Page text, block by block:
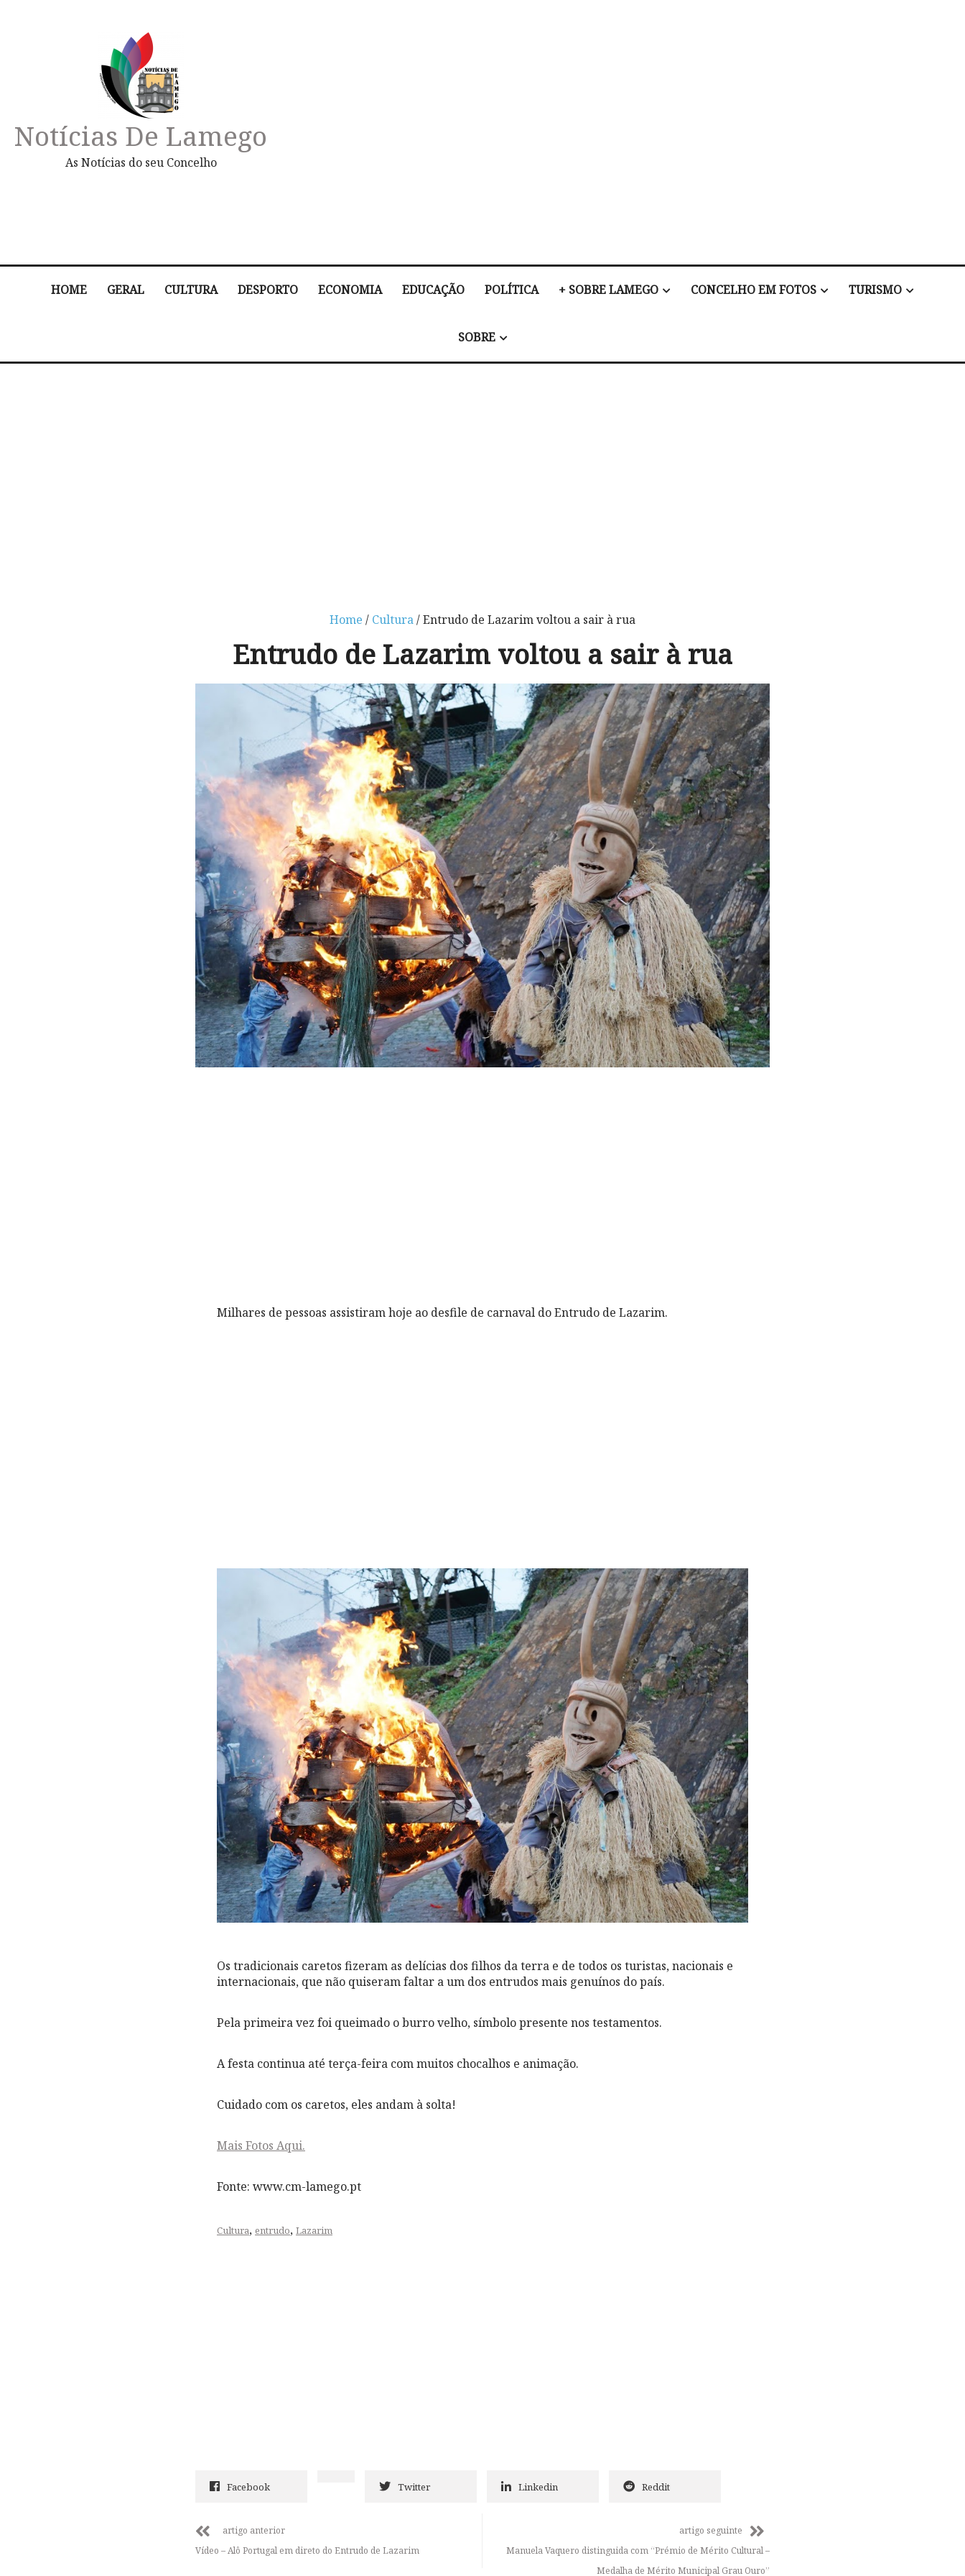
Notícias De Lamego
As Notícias do seu Concelho
HOME GERAL CULTURA DESPORTO ECONOMIA EDUCAÇÃO POLÍTICA + SOBRE LAMEGO CONCELHO EM FOTOS TURISMO
SOBRE
Home / Cultura/ Entrudo de Lazarim voltou a sair à rua
Entrudo de Lazarim voltou a sair à rua
Milhares de pessoas assistiram hoje ao desfile de carnaval do Entrudo de Lazarim.
Os tradicionais caretos fizeram as delícias dos filhos da terra e de todos os turistas, nacionais e
internacionais, que não quiseram faltar a um dos entrudos mais genuínos do país.
Pela primeira vez foi queimado o burro velho, símbolo presente nos testamentos.
A festa continua até terça-feira com muitos chocalhos e animação.
Cuidado com os caretos, eles andam à solta!
Mais Fotos Aqui.
Fonte: www.cm-lamego.pt
Cultura, entrudo, Lazarim
Facebook Twitter Linkedin Reddit
artigo anterior
Vídeo – Alô Portugal em direto do Entrudo de Lazarim
artigo seguinte
Manuela Vaquero distinguida com “Prémio de Mérito Cultural –
Medalha de Mérito Municipal Grau Ouro”